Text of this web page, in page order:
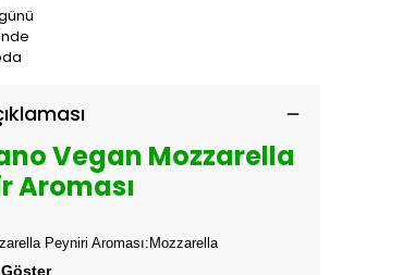
Vegan Mozzarella
Aroması
Peyniri Aroması:Mozzarella
Göster